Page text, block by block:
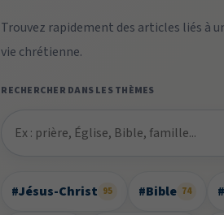
Trouvez rapidement des articles liés à
vie chrétienne.
RECHERCHER DANS LES THÈMES
#Jésus-Christ 95 #Bible 74